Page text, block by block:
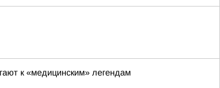
к «медицинским» легендам